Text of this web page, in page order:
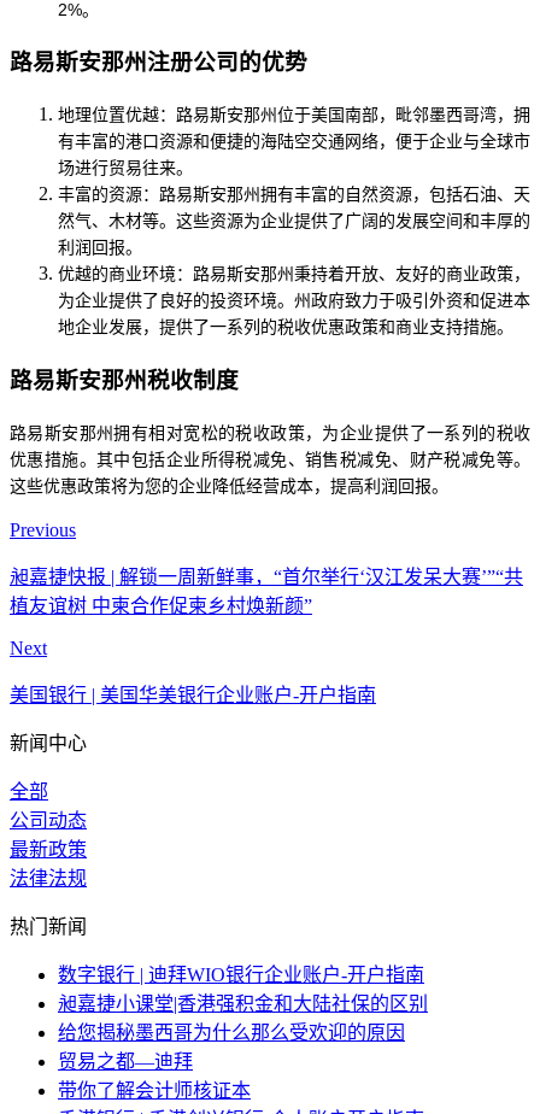
2%。
路易斯安那州注册公司的优势
地理位置优越：路易斯安那州位于美国南部，毗邻墨西哥湾，拥
有丰富的港口资源和便捷的海陆空交通网络，便于企业与全球市
场进行贸易往来。
丰富的资源：路易斯安那州拥有丰富的自然资源，包括石油、天
然气、木材等。这些资源为企业提供了广阔的发展空间和丰厚的
利润回报。
优越的商业环境：路易斯安那州秉持着开放、友好的商业政策，
为企业提供了良好的投资环境。州政府致力于吸引外资和促进本
地企业发展，提供了一系列的税收优惠政策和商业支持措施。
路易斯安那州税收制度
路易斯安那州拥有相对宽松的税收政策，为企业提供了一系列的税收
优惠措施。其中包括企业所得税减免、销售税减免、财产税减免等。
这些优惠政策将为您的企业降低经营成本，提高利润回报。
Previous
昶嘉捷快报 | 解锁一周新鲜事，“首尔举行‘汉江发呆大赛’”“共
植友谊树 中柬合作促柬乡村焕新颜”
Next
美国银行 | 美国华美银行企业账户-开户指南
新闻中心
全部
公司动态
最新政策
法律法规
热门新闻
数字银行 | 迪拜WIO银行企业账户-开户指南
昶嘉捷小课堂|香港强积金和大陆社保的区别
给您揭秘墨西哥为什么那么受欢迎的原因
贸易之都—迪拜
带你了解会计师核证本